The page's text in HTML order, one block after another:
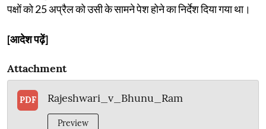
पक्षों को 25 अप्रैल को उसी के सामने पेश होने का निर्देश दिया गया था।
[आदेश पढ़ें]
Attachment
PDF Rajeshwari_v_Bhunu_Ram
Preview